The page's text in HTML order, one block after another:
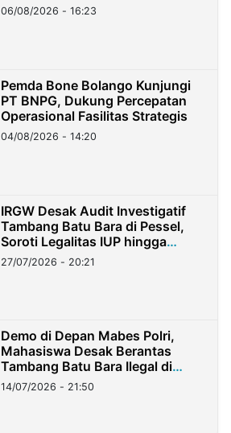
06/08/2026 - 16:23
Pemda Bone Bolango Kunjungi
PT BNPG, Dukung Percepatan
Operasional Fasilitas Strategis
04/08/2026 - 14:20
IRGW Desak Audit Investigatif
Tambang Batu Bara di Pessel,
Soroti Legalitas IUP hingga
Stockpile
27/07/2026 - 20:21
Demo di Depan Mabes Polri,
Mahasiswa Desak Berantas
Tambang Batu Bara Ilegal di
Lampung
14/07/2026 - 21:50